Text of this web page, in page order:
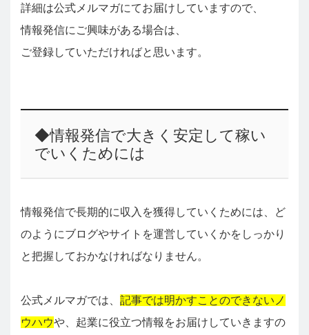
詳細は公式メルマガにてお届けしていますので、
情報発信にご興味がある場合は、
ご登録していただければと思います。
◆情報発信で大きく安定して稼い
でいくためには
情報発信で長期的に収入を獲得していくためには、ど
のようにブログやサイトを運営していくかをしっかり
と把握しておかなければなりません。
公式メルマガでは、 記事では明かすことのできないノ
ウハウや、起業に役立つ情報をお届けしていきますの